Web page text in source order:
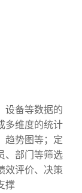
设备等数据的
多维度的统计
趋势图等；定
、部门等筛选
效评价、决策
撑